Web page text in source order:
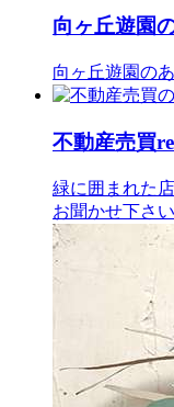
向ヶ丘遊園
向ヶ丘遊園の
不動産売買
緑に囲まれた
お聞かせ下さい